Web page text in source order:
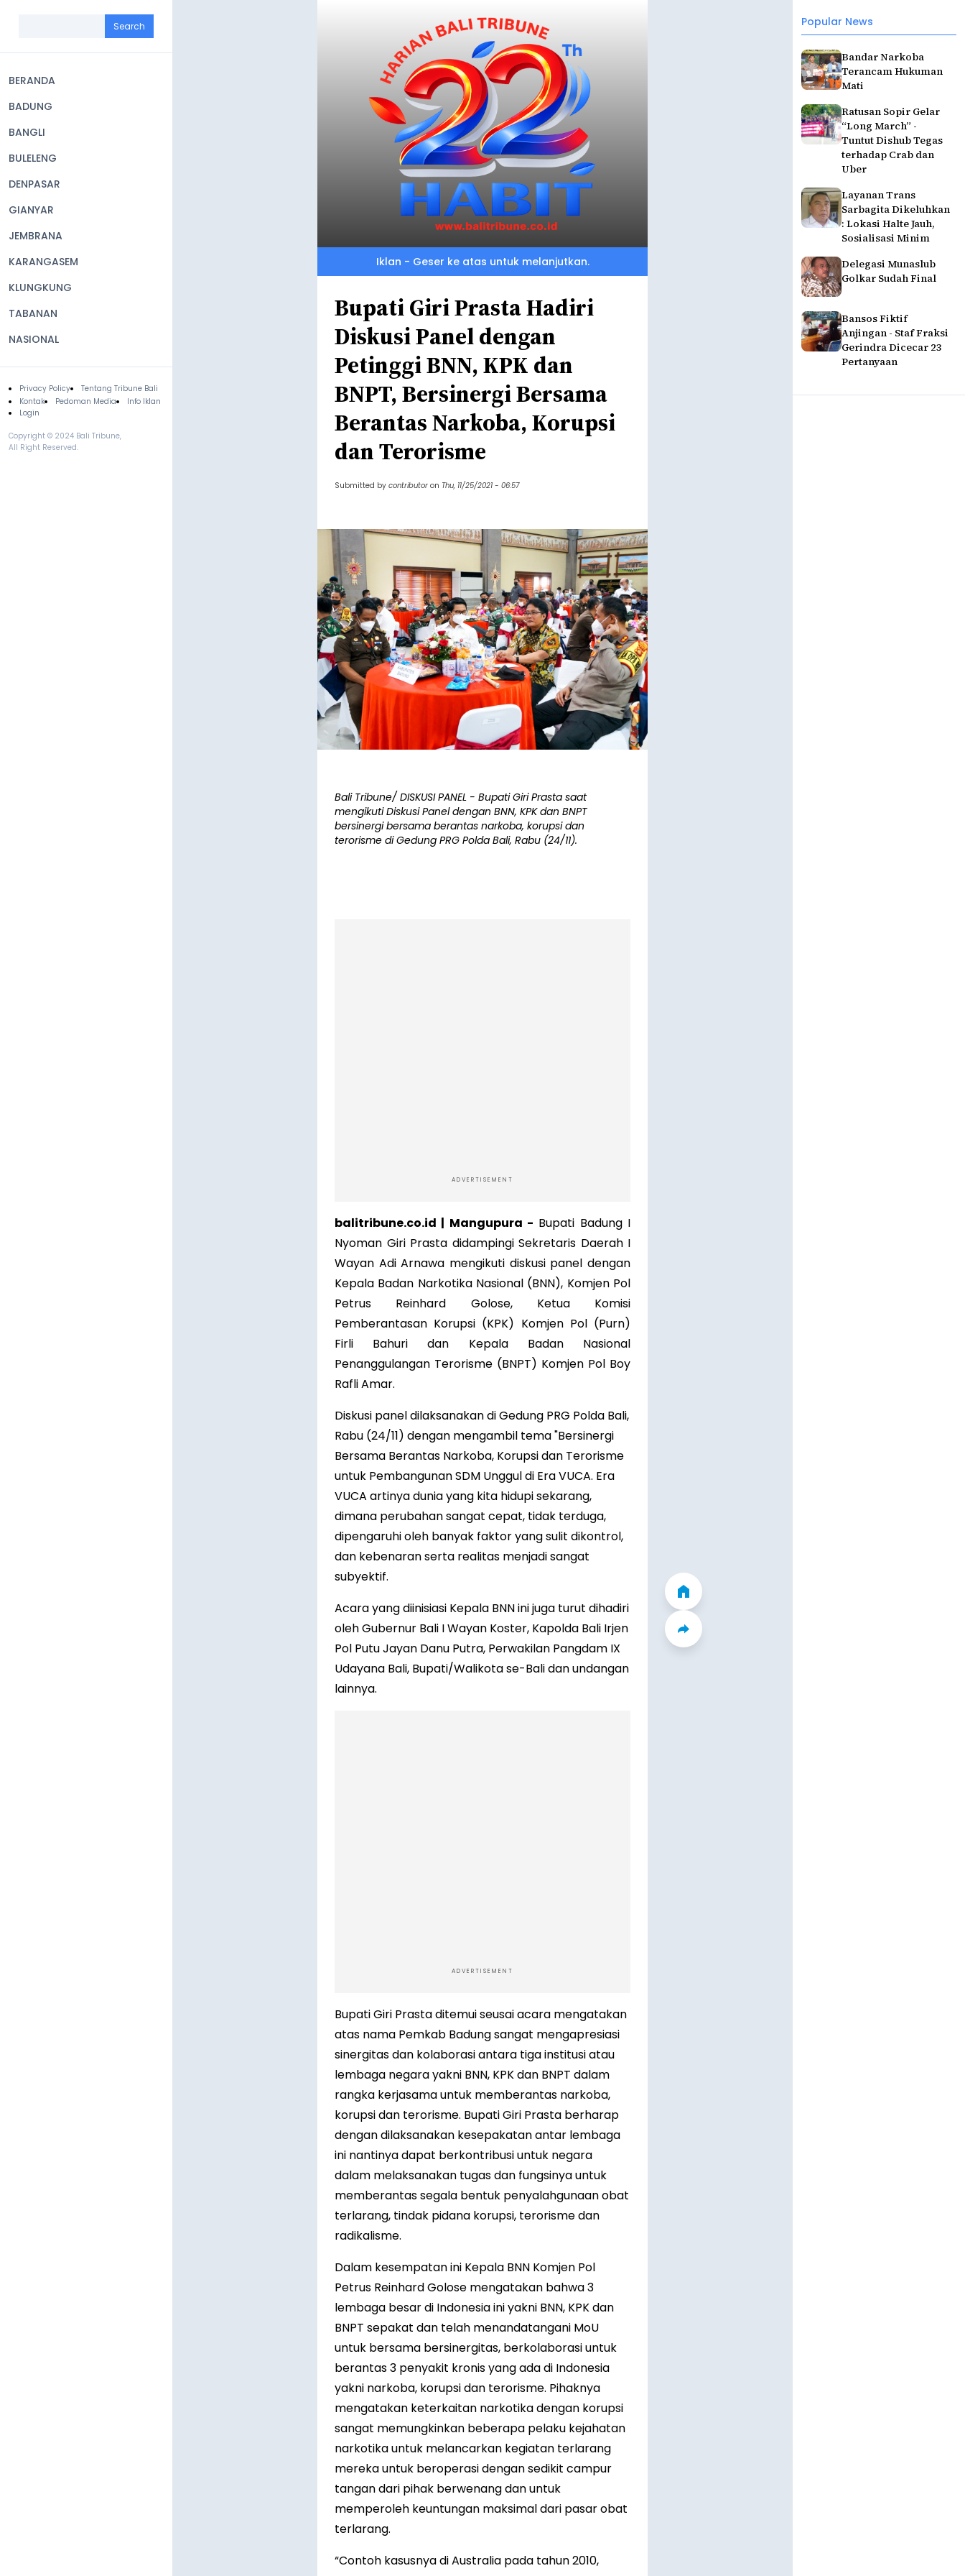
navigation
BERANDA
BADUNG
BANGLI
BULELENG
DENPASAR
GIANYAR
JEMBRANA
KARANGASEM
KLUNGKUNG
TABANAN
NASIONAL
Footer
Privacy Policy
Tentang Tribune Bali
Kontak
Pedoman Media
Info Iklan
Login
Copyright © 2024 Bali Tribune,
All Right Reserved.
Popular News
Bandar Narkoba
Terancam Hukuman
Mati
Ratusan Sopir Gelar
“Long March” -
Tuntut Dishub Tegas
terhadap Crab dan
Uber
Layanan Trans
Sarbagita Dikeluhkan
: Lokasi Halte Jauh,
Sosialisasi Minim
Delegasi Munaslub
Golkar Sudah Final
Bansos Fiktif
Anjingan - Staf Fraksi
Gerindra Dicecar 23
Pertanyaan
Iklan - Geser ke atas untuk melanjutkan.
Bupati Giri Prasta Hadiri
Diskusi Panel dengan
Petinggi BNN, KPK dan
BNPT, Bersinergi Bersama
Berantas Narkoba, Korupsi
dan Terorisme
Submitted by contributor on Thu, 11/25/2021 - 06:57
Bali Tribune/ DISKUSI PANEL - Bupati Giri Prasta saat
mengikuti Diskusi Panel dengan BNN, KPK dan BNPT
bersinergi bersama berantas narkoba, korupsi dan
terorisme di Gedung PRG Polda Bali, Rabu (24/11).
ADVERTISEMENT
balitribune.co.id | Mangupura - Bupati Badung I
Nyoman Giri Prasta didampingi Sekretaris Daerah I
Wayan Adi Arnawa mengikuti diskusi panel dengan
Kepala Badan Narkotika Nasional (BNN), Komjen Pol
Petrus Reinhard Golose, Ketua Komisi
Pemberantasan Korupsi (KPK) Komjen Pol (Purn)
Firli Bahuri dan Kepala Badan Nasional
Penanggulangan Terorisme (BNPT) Komjen Pol Boy
Rafli Amar.
Diskusi panel dilaksanakan di Gedung PRG Polda Bali,
Rabu (24/11) dengan mengambil tema "Bersinergi
Bersama Berantas Narkoba, Korupsi dan Terorisme
untuk Pembangunan SDM Unggul di Era VUCA. Era
VUCA artinya dunia yang kita hidupi sekarang,
dimana perubahan sangat cepat, tidak terduga,
dipengaruhi oleh banyak faktor yang sulit dikontrol,
dan kebenaran serta realitas menjadi sangat
subyektif.
Acara yang diinisiasi Kepala BNN ini juga turut dihadiri
oleh Gubernur Bali I Wayan Koster, Kapolda Bali Irjen
Pol Putu Jayan Danu Putra, Perwakilan Pangdam IX
Udayana Bali, Bupati/Walikota se-Bali dan undangan
lainnya.
ADVERTISEMENT
Bupati Giri Prasta ditemui seusai acara mengatakan
atas nama Pemkab Badung sangat mengapresiasi
sinergitas dan kolaborasi antara tiga institusi atau
lembaga negara yakni BNN, KPK dan BNPT dalam
rangka kerjasama untuk memberantas narkoba,
korupsi dan terorisme. Bupati Giri Prasta berharap
dengan dilaksanakan kesepakatan antar lembaga
ini nantinya dapat berkontribusi untuk negara
dalam melaksanakan tugas dan fungsinya untuk
memberantas segala bentuk penyalahgunaan obat
terlarang, tindak pidana korupsi, terorisme dan
radikalisme.
Dalam kesempatan ini Kepala BNN Komjen Pol
Petrus Reinhard Golose mengatakan bahwa 3
lembaga besar di Indonesia ini yakni BNN, KPK dan
BNPT sepakat dan telah menandatangani MoU
untuk bersama bersinergitas, berkolaborasi untuk
berantas 3 penyakit kronis yang ada di Indonesia
yakni narkoba, korupsi dan terorisme. Pihaknya
mengatakan keterkaitan narkotika dengan korupsi
sangat memungkinkan beberapa pelaku kejahatan
narkotika untuk melancarkan kegiatan terlarang
mereka untuk beroperasi dengan sedikit campur
tangan dari pihak berwenang dan untuk
memperoleh keuntungan maksimal dari pasar obat
terlarang.
“Contoh kasusnya di Australia pada tahun 2010,